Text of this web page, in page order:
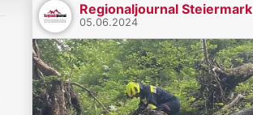
Regionaljournal Steiermark
05.06.2024